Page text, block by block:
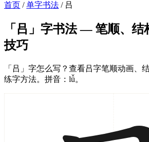
首页 / 单字书法 / 吕
「吕」字书法 — 笔顺、结
技巧
「吕」字怎么写？查看吕字笔顺动画、
练字方法。拼音：lǚ。